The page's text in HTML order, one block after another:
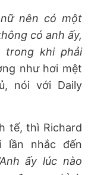
nên có một
có anh ấy,
khi phải
như hơi mệt
nói với Daily
tế, thì Richard
lần nhắc đến
ấy lúc nào